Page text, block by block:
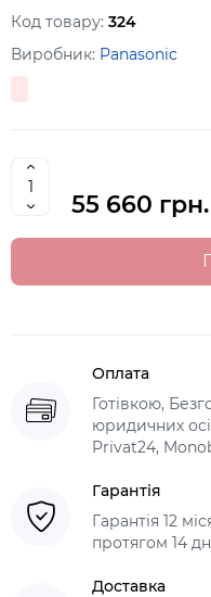
Код товару: 324
Виробник: Panasonic
55 660 грн.
Оплата
Готівкою,
юридичних
Privat24,
Гарантія
Гарантія 12
протягом 14
Доставка